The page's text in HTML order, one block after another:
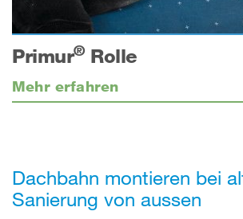
Primur®Rolle
Mehr erfahren
Dachbahn montieren bei
Sanierung von aussen